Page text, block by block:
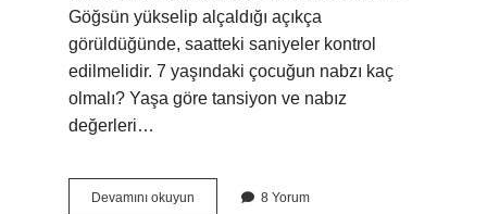
Göğsün yükselip alçaldığı açıkça
görüldüğünde, saatteki saniyeler kontrol
edilmelidir. 7 yaşındaki çocuğun nabzı kaç
olmalı? Yaşa göre tansiyon ve nabız
değerleri…
Devamını okuyun 8 Yorum